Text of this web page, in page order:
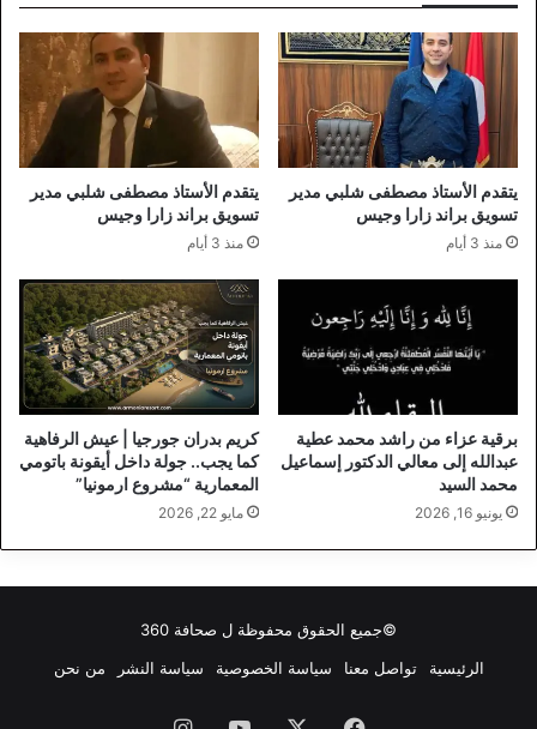
يتقدم الأستاذ مصطفى شلبي مدير
تسويق براند زارا وجيس
منذ 3 أيام
يتقدم الأستاذ مصطفى شلبي مدير
تسويق براند زارا وجيس
منذ 3 أيام
برقية عزاء من راشد محمد عطية
عبدالله إلى معالي الدكتور إسماعيل
محمد السيد
يونيو 16, 2026
كريم بدران جورجيا | عيش الرفاهية
كما يجب.. جولة داخل أيقونة باتومي
المعمارية “مشروع ارمونيا”
مايو 22, 2026
©جميع الحقوق محفوظة ل صحافة 360
الرئيسية
تواصل معنا سياسة الخصوصية سياسة النشر من نحن